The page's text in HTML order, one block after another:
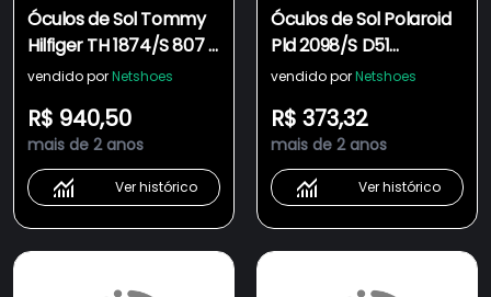
Óculos de Sol Tommy
Hilfiger TH 1874/S 807 -
52 Preto
vendido porNetshoes
R$ 940,50
mais de 2 anos
Ver histórico
Óculos de Sol Polaroid
Pld 2098/S D51
Polarizado - 56 Preto
vendido porNetshoes
R$ 373,32
mais de 2 anos
Ver histórico